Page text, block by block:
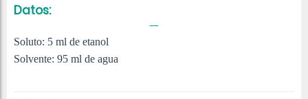
Datos:
Soluto: 5 ml de etanol
Solvente: 95 ml de agua